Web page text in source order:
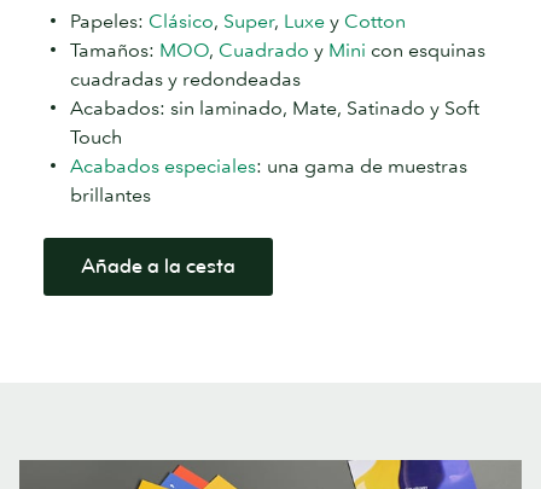
Papeles: Clásico, Super, Luxe y Cotton
Tamaños: MOO, Cuadrado y Mini con esquinas
cuadradas y redondeadas
Acabados: sin laminado, Mate, Satinado y Soft
Touch
Acabados especiales: una gama de muestras
brillantes
Añade a la cesta